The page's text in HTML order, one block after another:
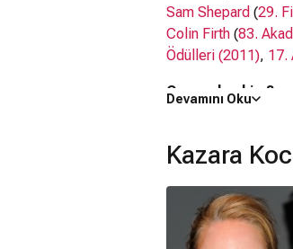
Sam Shepard (29.
Colin Firth (83.
Ödülleri (2011), 17.
Oyuncuları kim?
Kazara Koca filmi
Kaç saat?
1 saat 30 dakika
Devamını Oku
Kazara